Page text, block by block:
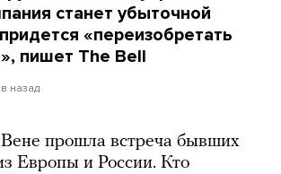
станет убыточной
«переизобретать
пишет The Bell
назад
прошла встреча бывших
Европы и России. Кто